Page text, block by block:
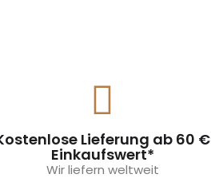
Lieferung ab 60 €
Einkaufswert*
Wir liefern weltweit